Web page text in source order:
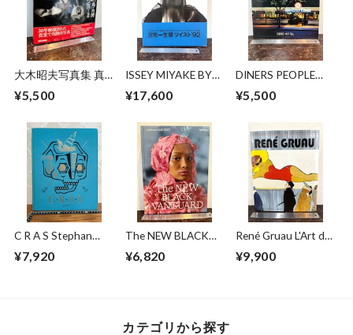
大木昭夫写真集 真
TAIWAN1971〜
¥5,500
ISSEY MIYAKE BY
92
¥17,600
DINERS PEOPLE
¥5,500
C R A S Stephan
¥7,920
The NEW BLACK
¥6,820
René Gruau L'Art de
of Advertising
¥9,900
カテゴリから探す